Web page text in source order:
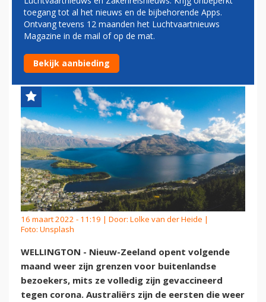
GRENZEN NIEUW-ZEELAND
GAAN NA TWEE JAAR WEER
OPEN
16 maart 2022 - 11:19 | Door: Lolke van der Heide |
Foto: Unsplash
WELLINGTON - Nieuw-Zeeland opent volgende
maand weer zijn grenzen voor buitenlandse
bezoekers, mits ze volledig zijn gevaccineerd
tegen corona. Australiërs zijn de eersten die weer
toegang tot al het nieuws en de bijbehorende Apps.
Ontvang tevens 12 maanden het Luchtvaartnieuws
Magazine in de mail of op de mat.
Bekijk aanbieding